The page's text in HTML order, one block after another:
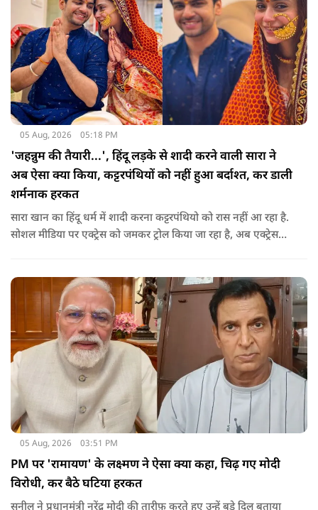
05 Aug, 2026 05:18 PM
'जहन्नुम की तैयारी...', हिंदू लड़के से शादी करने वाली सारा ने
अब ऐसा क्या किया, कट्टरपंथियों को नहीं हुआ बर्दाश्त, कर डाली
शर्मनाक हरकत
सारा खान का हिंदू धर्म में शादी करना कट्टरपंथियो को रास नहीं आ रहा है.
सोशल मीडिया पर एक्ट्रेस को जमकर ट्रोल किया जा रहा है, अब एक्ट्रेस
05 Aug, 2026 03:51 PM
PM पर 'रामायण' के लक्ष्मण ने ऐसा क्या कहा, चिढ़ गए मोदी
विरोधी, कर बैठे घटिया हरकत
सुनील ने प्रधानमंत्री नरेंद्र मोदी की तारीफ़ करते हुए उन्हें बड़े दिल बताया